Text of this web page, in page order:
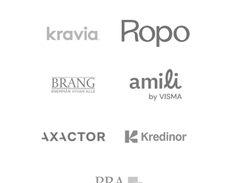
Hallitus
Jäsenet